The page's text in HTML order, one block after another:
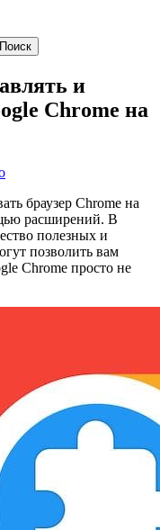
и
Chrome на
браузер Chrome на
расширений. В
полезных и
позволить вам
Chrome просто не